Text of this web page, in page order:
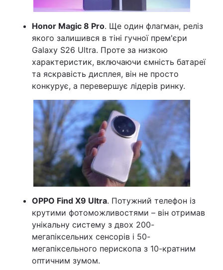
Honor Magic 8 Pro. Ще один флагман, реліз
якого залишився в тіні гучної прем'єри
Galaxy S26 Ultra. Проте за низкою
характеристик, включаючи ємність батареї
та яскравість дисплея, він не просто
конкурує, а перевершує лідерів ринку.
OPPO Find X9 Ultra. Потужний телефон із
крутими фотоможливостями – він отримав
унікальну систему з двох 200-
мегапіксельних сенсорів і 50-
мегапіксельного перископа з 10-кратним
оптичним зумом.